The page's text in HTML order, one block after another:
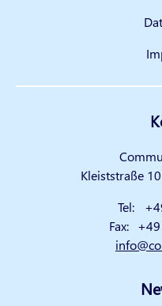
Kleiststraße
Tel:
Fax: